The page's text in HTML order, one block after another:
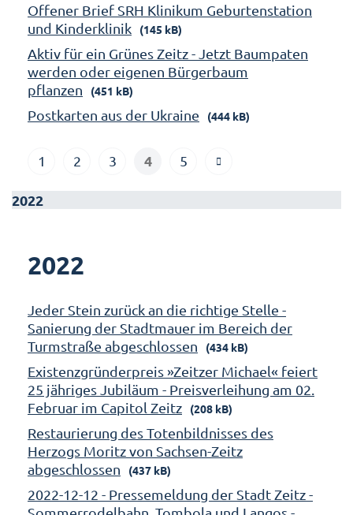
Offener Brief SRH Klinikum Geburtenstation
und Kinderklinik
(145 kB)
Aktiv für ein Grünes Zeitz - Jetzt Baumpaten
werden oder eigenen Bürgerbaum
pflanzen
(451 kB)
Postkarten aus der Ukraine (444 kB)
1 2 3 4 5
2022
2022
Jeder Stein zurück an die richtige Stelle -
Sanierung der Stadtmauer im Bereich der
Turmstraße abgeschlossen
(434 kB)
Existenzgründerpreis »Zeitzer Michael« feiert
25 jähriges Jubiläum - Preisverleihung am 02.
Februar im Capitol Zeitz
(208 kB)
Restaurierung des Totenbildnisses des
Herzogs Moritz von Sachsen-Zeitz
abgeschlossen
(437 kB)
2022-12-12 - Pressemeldung der Stadt Zeitz -